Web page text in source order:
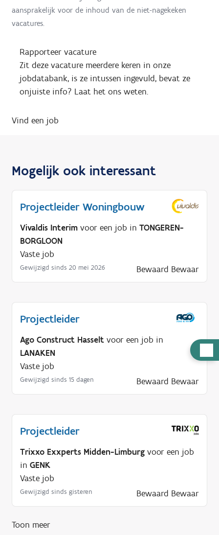
u
o
d
aansprakelijk voor de inhoud van de niet-nagekeken
vacatures.
Rapporteer vacature
Zit deze vacature meerdere keren in onze
jobdatabank, is ze intussen ingevuld, bevat ze
onjuiste info? Laat het ons weten.
Vind een job
Mogelijk ook interessant
Projectleider Woningbouw
Vivaldis Interim voor een job in TONGEREN-
BORGLOON
Vaste job
Gewijzigd sinds 20 mei 2026 Bewaard Bewaar
Projectleider
Ago Construct Hasselt voor een job in
LANAKEN
Vaste job
Gewijzigd sinds 15 dagen Bewaard Bewaar
Projectleider
Trixxo Exxperts Midden-Limburg voor een job
in GENK
Vaste job
Gewijzigd sinds gisteren Bewaard Bewaar
Toon meer